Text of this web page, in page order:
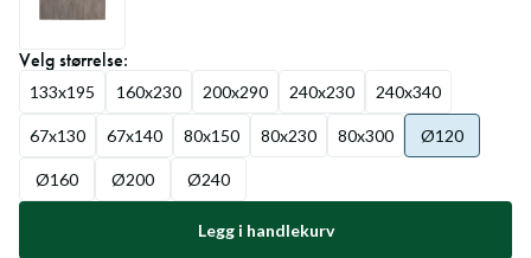
Velgstørrelse:
133x195 160x230 200x290 240x230 240x340
67x130 67x140 80x150 80x230 80x300 Ø120
Ø160 Ø200 Ø240
Legg i handlekurv